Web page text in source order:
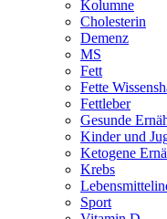
Kolumne
Cholesterin
Demenz
MS
Fett
Fette
Fettleber
Gesunde
Kinder und
Ketogene
Krebs
Sport